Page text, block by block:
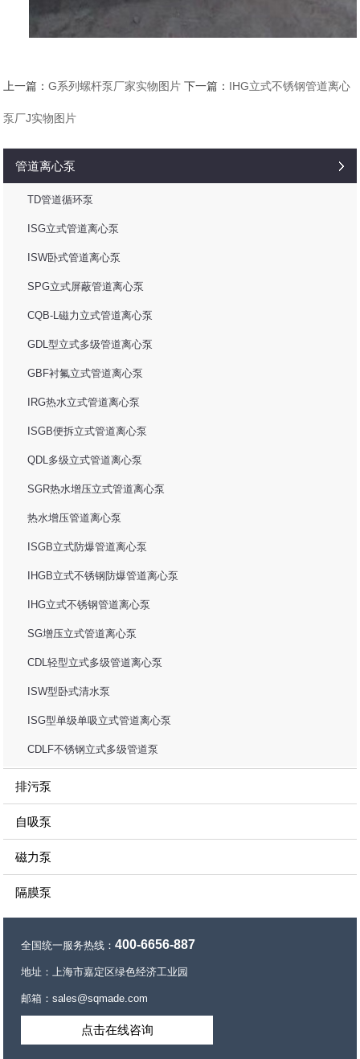
上一篇：G系列螺杆泵厂家实物图片 下一篇： IHG立式不锈钢管道离心
泵厂J实物图片
管道离心泵
TD管道循环泵
ISG立式管道离心泵
ISW卧式管道离心泵
SPG立式屏蔽管道离心泵
CQB-L磁力立式管道离心泵
GDL型立式多级管道离心泵
GBF衬氟立式管道离心泵
IRG热水立式管道离心泵
ISGB便拆立式管道离心泵
QDL多级立式管道离心泵
SGR热水增压立式管道离心泵
热水增压管道离心泵
ISGB立式防爆管道离心泵
IHGB立式不锈钢防爆管道离心泵
IHG立式不锈钢管道离心泵
SG增压立式管道离心泵
CDL轻型立式多级管道离心泵
ISW型卧式清水泵
ISG型单级单吸立式管道离心泵
CDLF不锈钢立式多级管道泵
排污泵
自吸泵
磁力泵
隔膜泵
全国统一服务热线：400-6656-887
地址：上海市嘉定区绿色经济工业园
邮箱：sales@sqmade.com
点击在线咨询